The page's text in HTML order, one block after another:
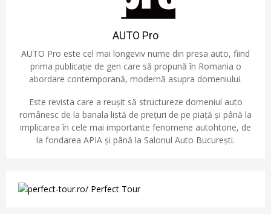
AUTO Pro
AUTO Pro este cel mai longeviv nume din presa auto, fiind
prima publicație de gen care să propună în Romania o
abordare contemporană, modernă asupra domeniului.
Este revista care a reușit să structureze domeniul auto
românesc de la banala listă de prețuri de pe piață și până la
implicarea în cele mai importante fenomene autohtone, de
la fondarea APIA și până la Salonul Auto București.